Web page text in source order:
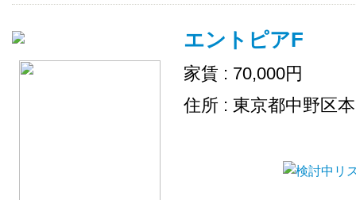
エントピアF
家賃 : 70,000円
住所 : 東京都中野区